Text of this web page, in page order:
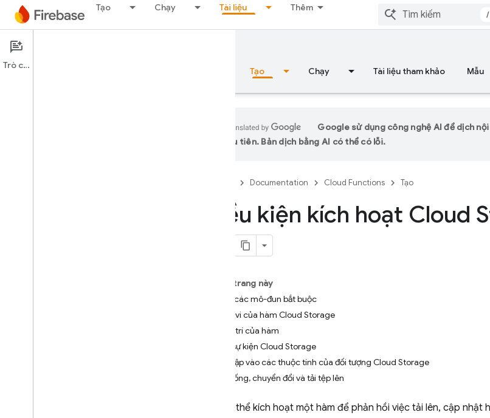
Tạo Chạy Tài liệu Thêm
/
Documentation
Tổng quan Tạo Chạy Tài liệu tham khảo Mẫu
Google sử dụng công nghệ AI để dịch
ưu tiên. Bản dịch bằng AI có thể có lỗi.
Documentation Cloud Functions Tạo
Điều kiện kích hoạt Cloud
Trên trang này
Nhập các mô-đun bắt buộc
Phạm vi của hàm Cloud Storage
Đặt vị trí của hàm
Xử lý sự kiện Cloud Storage
Truy cập vào các thuộc tính của đối tượng Cloud Storage
Tải xuống, chuyển đổi và tải tệp lên
Bạn có thể kích hoạt một hàm để phản hồi việc tải lên, cập
Trò chuyện